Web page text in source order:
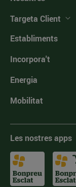
Targeta Client
Establiments
Incorpora't
Energia
Mobilitat
Les nostres apps